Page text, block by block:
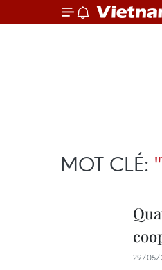
MOT CLÉ:
29/05/